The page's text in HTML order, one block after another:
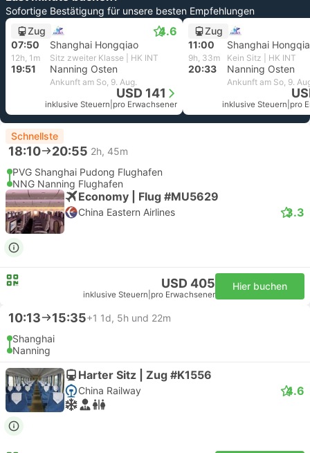
Sofortige Bestätigung für unsere besten Empfehlungen
Zug
4.6
07:50 Shanghai Hongqiao
12h, 1m Sitz zweiter Klasse | HK INT
19:51 Nanning Osten
Ankunft am So, 9. Aug.
USD 141
inklusive Steuern pro Erwachsener
Zug
11:00
Shanghai
9h, 33m Kein Sitz | HK INT
20:33 Nanning Osten
Ankunft am So, 9.
inklusive Steuern pro
Schnellste
18:10 20:55 2h, 45m
PVG Shanghai Pudong Flughafen
NNG Nanning Flughafen
Economy | Flug #MU5629
China Eastern Airlines 3.3
USD 405
inklusive Steuern pro Erwachsener
Hier buchen
10:13 15:35+1 1d, 5h und 22m
Shanghai
Nanning
Harter Sitz | Zug #K1556
China Railway 4.6